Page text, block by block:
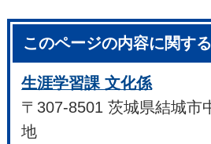
このページの内容に関す
生涯学習課 文化係
〒307-8501 茨城県結城市
地